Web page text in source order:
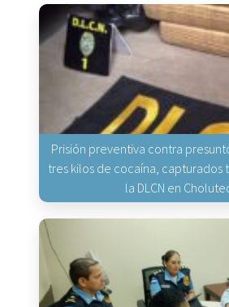
Prisión preventiva contra
tres kilos de cocaína, capturados
la DLCN en